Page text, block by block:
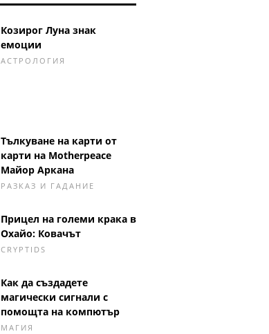
Козирог Луна знак
емоции
АСТРОЛОГИЯ
Тълкуване на карти от
карти на Motherpeace
Майор Аркана
РАЗКАЗ И ГАДАНИЕ
Прицел на големи крака в
Охайо: Ковачът
CRYPTIDS
Как да създадете
магически сигнали с
помощта на компютър
МАГИЯ